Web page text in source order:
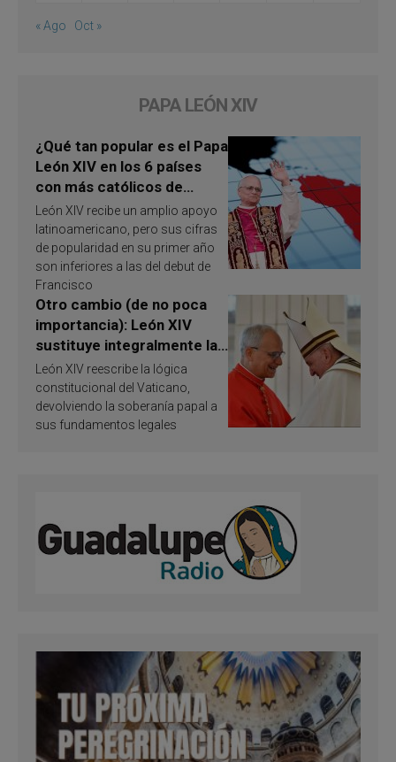
« Ago Oct »
PAPA LEÓN XIV
¿Qué tan popular es el Papa
León XIV en los 6 países
con más católicos de
América Latina en 2026?
Publican resultados de
investigación
León XIV recibe un amplio apoyo
latinoamericano, pero sus cifras
de popularidad en su primer año
son inferiores a las del debut de
Francisco
Otro cambio (de no poca
importancia): León XIV
sustituye integralmente la
ley vaticana de Papa
Francisco
León XIV reescribe la lógica
constitucional del Vaticano,
devolviendo la soberanía papal a
sus fundamentos legales